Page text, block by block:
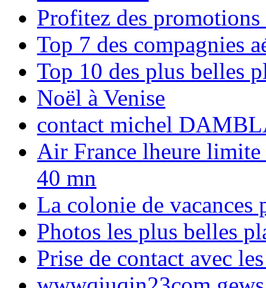
Profitez des
Top 7 des compagnies
Top 10 des plus belles
Noël à Venise
contact michel
Air France lheure limite
40 mn
La colonie de vacances
Photos les plus belles
Prise de contact avec